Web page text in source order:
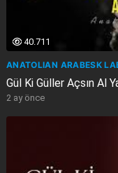
40.711
ANATOLIAN ARABESK
Gül Ki Güller Açsın Al
2 ay önce